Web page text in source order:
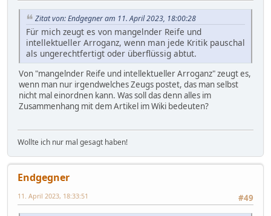
Zitat von: Endgegner am 11. April 2023, 18:00:28
Für mich zeugt es von mangelnder Reife und
intellektueller Arroganz, wenn man jede Kritik pauschal
als ungerechtfertigt oder überflüssig abtut.
Von "mangelnder Reife und intellektueller Arroganz" zeugt es,
wenn man nur irgendwelches Zeugs postet, das man selbst
nicht mal einordnen kann. Was soll das denn alles im
Zusammenhang mit dem Artikel im Wiki bedeuten?
Wollte ich nur mal gesagt haben!
Endgegner
#49
11. April 2023, 18:33:51